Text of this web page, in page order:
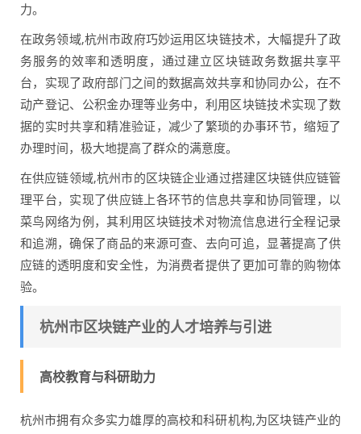
力。
在政务领域,杭州市政府巧妙运用区块链技术，大幅提升了政
务服务的效率和透明度，通过建立区块链政务数据共享平
台，实现了政府部门之间的数据高效共享和协同办公，在不
动产登记、公积金办理等业务中，利用区块链技术实现了数
据的实时共享和精准验证，减少了繁琐的办事环节，缩短了
办理时间，极大地提高了群众的满意度。
在供应链领域,杭州市的区块链企业通过搭建区块链供应链管
理平台，实现了供应链上各环节的信息共享和协同管理，以
菜鸟网络为例，其利用区块链技术对物流信息进行全程记录
和追溯，确保了商品的来源可查、去向可追，显著提高了供
应链的透明度和安全性，为消费者提供了更加可靠的购物体
验。
杭州市区块链产业的人才培养与引进
高校教育与科研助力
杭州市拥有众多实力雄厚的高校和科研机构,为区块链产业的